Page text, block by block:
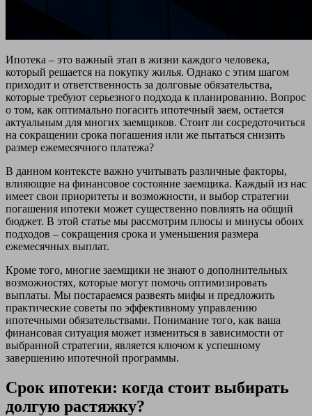
Ипотека – это важный этап в жизни каждого человека,
который решается на покупку жилья. Однако с этим шагом
приходит и ответственность за долговые обязательства,
которые требуют серьезного подхода к планированию. Вопрос
о том, как оптимально погасить ипотечный заем, остается
актуальным для многих заемщиков. Стоит ли сосредоточиться
на сокращении срока погашения или же пытаться снизить
размер ежемесячного платежа?
В данном контексте важно учитывать различные факторы,
влияющие на финансовое состояние заемщика. Каждый из нас
имеет свои приоритеты и возможности, и выбор стратегии
погашения ипотеки может существенно повлиять на общий
бюджет. В этой статье мы рассмотрим плюсы и минусы обоих
подходов – сокращения срока и уменьшения размера
ежемесячных выплат.
Кроме того, многие заемщики не знают о дополнительных
возможностях, которые могут помочь оптимизировать
выплаты. Мы постараемся развеять мифы и предложить
практические советы по эффективному управлению
ипотечными обязательствами. Понимание того, как ваша
финансовая ситуация может измениться в зависимости от
выбранной стратегии, является ключом к успешному
завершению ипотечной программы.
Срок ипотеки: когда стоит выбирать
долгую растяжку?